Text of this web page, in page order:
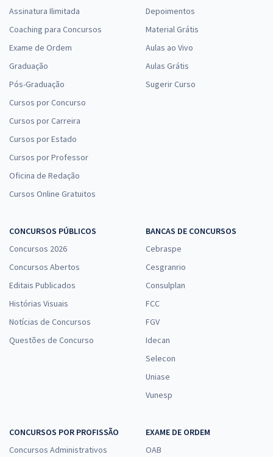
Assinatura Ilimitada
Coaching para Concursos
Exame de Ordem
Graduação
Pós-Graduação
Cursos por Concurso
Cursos por Carreira
Cursos por Estado
Cursos por Professor
Oficina de Redação
Cursos Online Gratuitos
Depoimentos
Material Grátis
Aulas ao Vivo
Aulas Grátis
Sugerir Curso
CONCURSOS PÚBLICOS
Concursos 2026
Concursos Abertos
Editais Publicados
Histórias Visuais
Notícias de Concursos
Questões de Concurso
BANCAS DE CONCURSOS
Cebraspe
Cesgranrio
Consulplan
FCC
FGV
Idecan
Selecon
Uniase
Vunesp
CONCURSOS POR PROFISSÃO
Concursos Administrativos
EXAME DE ORDEM
OAB